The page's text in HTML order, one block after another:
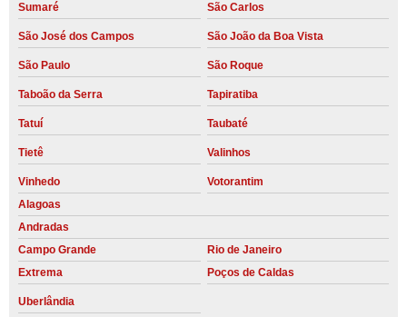
Sumaré São Carlos
São José dos Campos São João da Boa Vista
São Paulo São Roque
Taboão da Serra Tapiratiba
Tatuí Taubaté
Tietê Valinhos
Vinhedo
Votorantim
Alagoas
Andradas
Campo Grande
Rio de Janeiro
Extrema
Poços de Caldas
Uberlândia